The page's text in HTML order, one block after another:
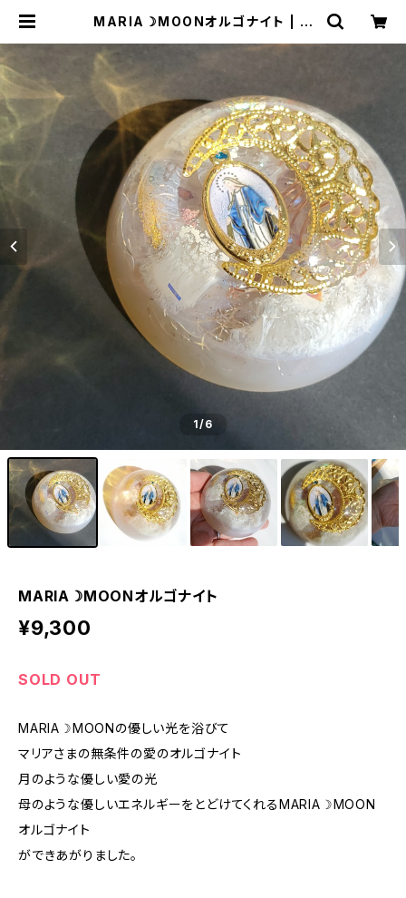
MARIA☽MOONオルゴナイト | オ
Ｐ【RAINBOW★アルケミーアート】
1/6
MARIA☽MOONオルゴナイト
¥9,300
SOLD OUT
MARIA☽MOONの優しい光を浴びて
マリアさまの無条件の愛のオルゴナイト
月のような優しい愛の光
母のような優しいエネルギーをとどけてくれるMARIA☽MOON
オルゴナイト
ができあがりました。